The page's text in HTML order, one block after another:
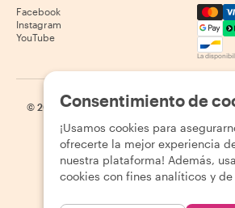
Facebook
Instagram
YouTube
La
© 2026 Withlocals.com | Política de
Consentimiento de
¡Usamos cookies para
ofrecerte la mejor experiencia
nuestra plataforma! Además,
cookies con fines analíticos y